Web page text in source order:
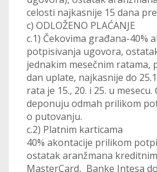
celosti najkasnije 15 dana
c) ODLOŽENO PLAĆANJE
c.1) Čekovima građana-40%
potpisivanja ugovora,
jednakim mesečnim ratama,
dan uplate, najkasnije do
rata je 15., 20. i 25. u
deponuju odmah prilikom
o putovanju.
c.2) Platnim karticama
40% akontacije prilikom
ostatak aranžmana
MasterCard, Banke Intesa